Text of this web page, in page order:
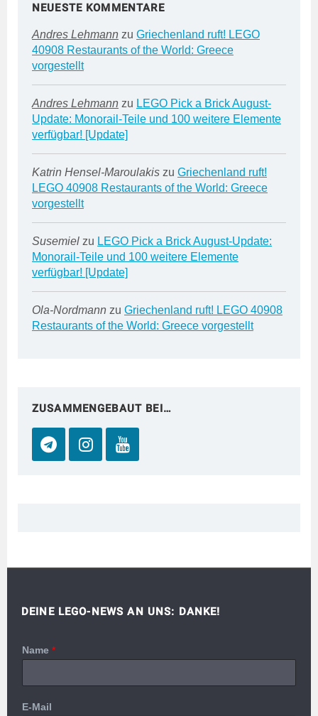
NEUESTE KOMMENTARE
Andres Lehmann zu Griechenland ruft! LEGO
40908 Restaurants of the World: Greece
vorgestellt
Andres Lehmann zu LEGO Pick a Brick August-
Update: Monorail-Teile und 100 weitere Elemente
verfügbar! [Update]
Katrin Hensel-Maroulakis zu Griechenland ruft!
LEGO 40908 Restaurants of the World: Greece
vorgestellt
Susemiel zu LEGO Pick a Brick August-Update:
Monorail-Teile und 100 weitere Elemente
verfügbar! [Update]
Ola-Nordmann zu Griechenland ruft! LEGO 40908
Restaurants of the World: Greece vorgestellt
ZUSAMMENGEBAUT BEI…
DEINE LEGO-NEWS AN UNS: DANKE!
Name *
E-Mail